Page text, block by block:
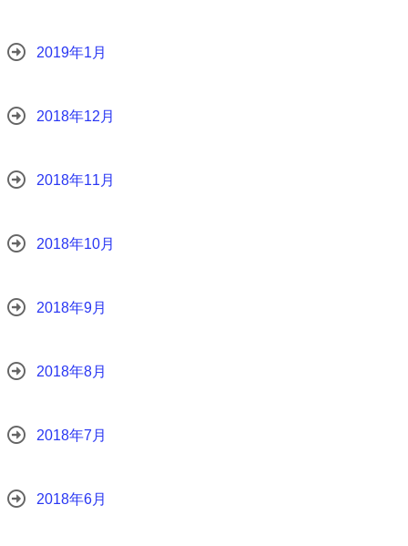
2019年1月
2018年12月
2018年11月
2018年10月
2018年9月
2018年8月
2018年7月
2018年6月